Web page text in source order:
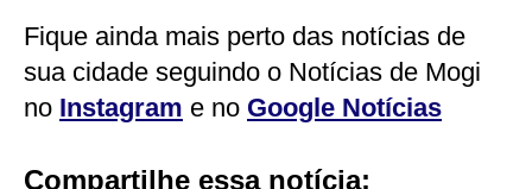
Fique ainda mais perto das notícias de
sua cidade seguindo o Notícias de Mogi
no Instagram e no Google Notícias
Compartilhe essa notícia: